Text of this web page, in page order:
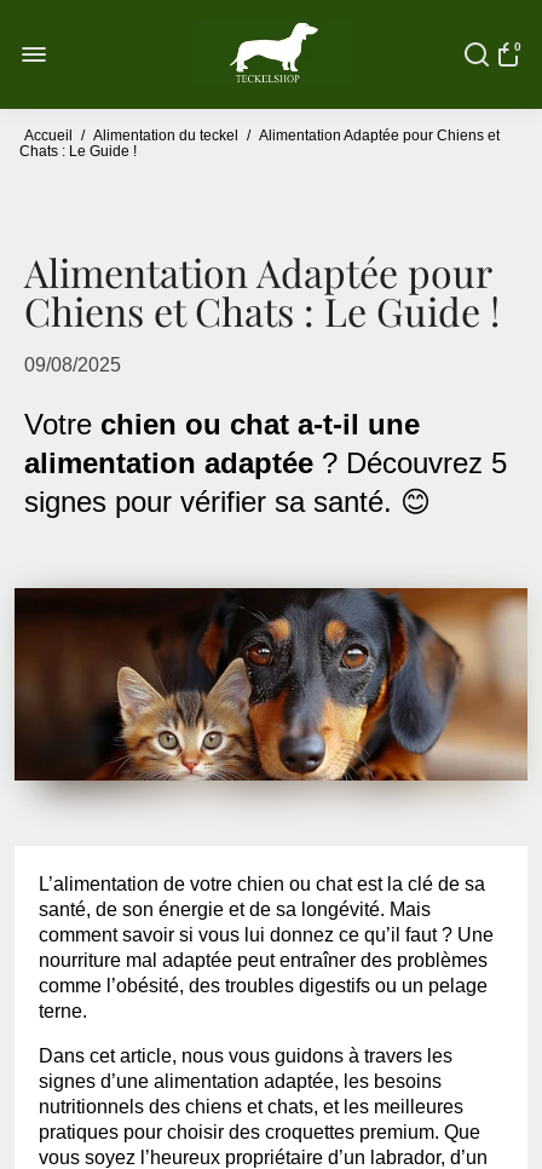
0
Accueil / Alimentation du teckel / Alimentation Adaptée pour Chiens et
Chats : Le Guide !
Alimentation Adaptée pour
Chiens et Chats : Le Guide !
09/08/2025
Votre chien ou chat a-t-il une
alimentation adaptée ? Découvrez 5
signes pour vérifier sa santé. 😊
L’alimentation de votre chien ou chat est la clé de sa
santé, de son énergie et de sa longévité. Mais
comment savoir si vous lui donnez ce qu’il faut ? Une
nourriture mal adaptée peut entraîner des problèmes
comme l’obésité, des troubles digestifs ou un pelage
terne.
Dans cet article, nous vous guidons à travers les
signes d’une alimentation adaptée, les besoins
nutritionnels des chiens et chats, et les meilleures
pratiques pour choisir des croquettes premium. Que
vous soyez l’heureux propriétaire d’un labrador, d’un